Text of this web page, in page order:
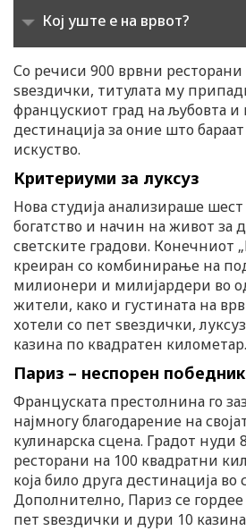
Кој уште е на врвот?
Со речиси 900 врвни ресторани
ѕвездички, титулата му
францускиот град на љубовта и
дестинација за оние што
искуство.
Критериуми за луксуз
Нова студија анализираше
богатство и начин на живот за
светските градови. Конечниот
креиран со комбинирање на
милионери и милијардери во
жители, како и густината на
хотели со пет ѕвездички,
казина по квадратен километар.
Париз – неспорен победник
Француската престолнина го
најмногу благодарение на
кулинарска сцена. Градот нуди
ресторани на 100 квадратни
која било друга дестинација во
Дополнително, Париз се гордее
пет ѕвездички и дури 10 казина